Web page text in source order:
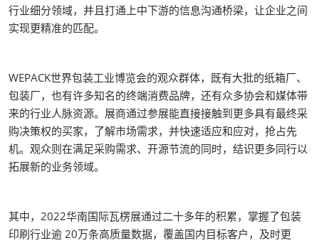
行业细分领域，并且打通上中下游的信息沟通桥梁，让企业之间
实现更精准的匹配。
WEPACK世界包装工业博览会的观众群体，既有大批的纸箱厂、
包装厂，也有许多知名的终端消费品牌，还有众多协会和媒体带
来的行业人脉资源。展商通过参展能直接接触到更多具有最终采
购决策权的买家，了解市场需求，并快速适应和应对，抢占先
机。观众则在满足采购需求、开源节流的同时，结识更多同行以
拓展新的业务领域。
其中，2022华南国际瓦楞展通过二十多年的积累，掌握了包装
印刷行业逾 20万条高质量数据，覆盖国内目标客户，及时更